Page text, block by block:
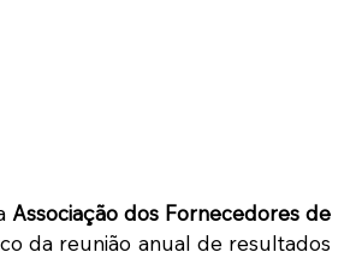
Associação dos Fornecedores de
da reunião anual de resultados